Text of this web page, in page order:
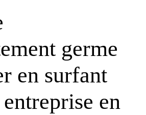
germe
en surfant
en